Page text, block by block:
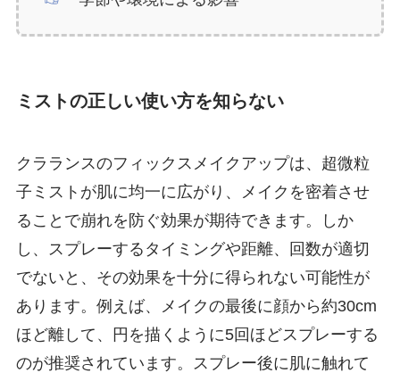
ミストの正しい使い方を知らない
クラランスのフィックスメイクアップは、超微粒
子ミストが肌に均一に広がり、メイクを密着させ
ることで崩れを防ぐ効果が期待できます。しか
し、スプレーするタイミングや距離、回数が適切
でないと、その効果を十分に得られない可能性が
あります。例えば、メイクの最後に顔から約30cm
ほど離して、円を描くように5回ほどスプレーする
のが推奨されています。スプレー後に肌に触れて